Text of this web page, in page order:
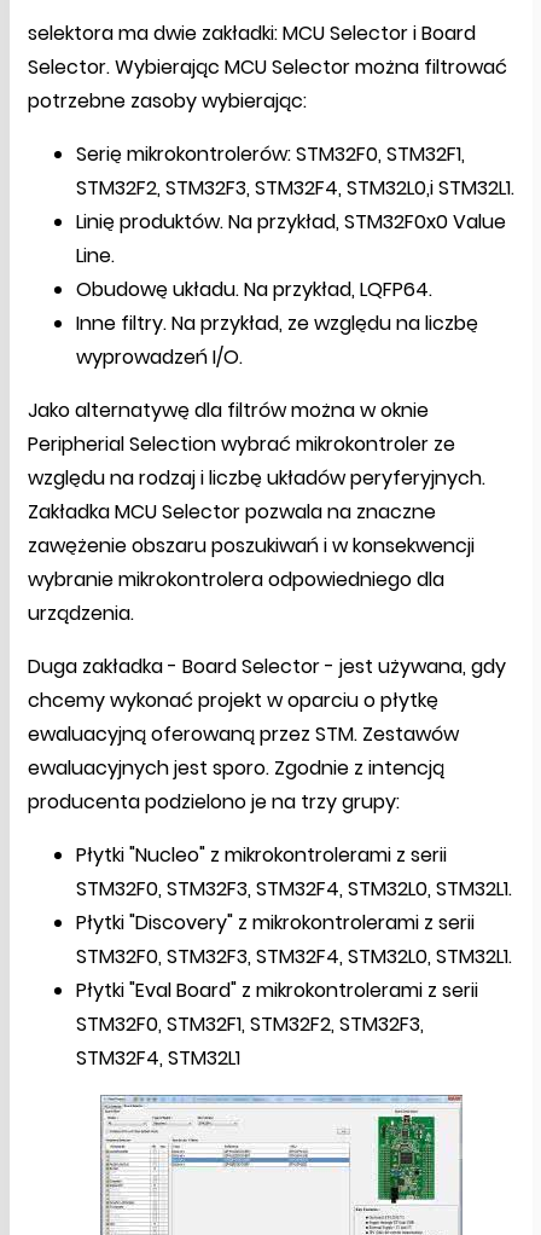
selektora ma dwie zakładki: MCU Selector i Board
Selector. Wybierając MCU Selector można filtrować
potrzebne zasoby wybierając:
Serię mikrokontrolerów: STM32F0, STM32F1,
STM32F2, STM32F3, STM32F4, STM32L0,i STM32L1.
Linię produktów. Na przykład, STM32F0x0 Value
Line.
Obudowę układu. Na przykład, LQFP64.
Inne filtry. Na przykład, ze względu na liczbę
wyprowadzeń I/O.
Jako alternatywę dla filtrów można w oknie
Peripherial Selection wybrać mikrokontroler ze
względu na rodzaj i liczbę układów peryferyjnych.
Zakładka MCU Selector pozwala na znaczne
zawężenie obszaru poszukiwań i w konsekwencji
wybranie mikrokontrolera odpowiedniego dla
urządzenia.
Duga zakładka - Board Selector - jest używana, gdy
chcemy wykonać projekt w oparciu o płytkę
ewaluacyjną oferowaną przez STM. Zestawów
ewaluacyjnych jest sporo. Zgodnie z intencją
producenta podzielono je na trzy grupy:
Płytki "Nucleo" z mikrokontrolerami z serii
STM32F0, STM32F3, STM32F4, STM32L0, STM32L1.
Płytki "Discovery" z mikrokontrolerami z serii
STM32F0, STM32F3, STM32F4, STM32L0, STM32L1.
Płytki "Eval Board" z mikrokontrolerami z serii
STM32F0, STM32F1, STM32F2, STM32F3,
STM32F4, STM32L1